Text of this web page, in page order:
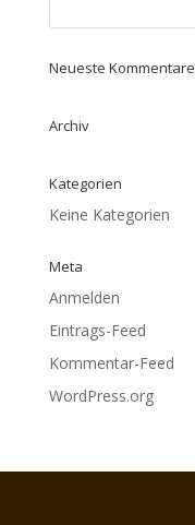
Neueste Kommentare
Archiv
Kategorien
Keine Kategorien
Meta
Anmelden
Eintrags-Feed
Kommentar-Feed
WordPress.org